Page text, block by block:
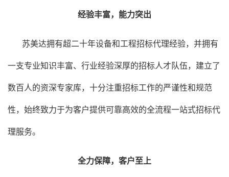
经验丰富，能力突出
苏美达拥有超二十年设备和工程招标代理经验，并拥有
一支专业知识丰富、行业经验深厚的招标人才队伍，建立了
数百人的资深专家库，十分注重招标工作的严谨性和规范
性，始终致力于为客户提供可靠高效的全流程一站式招标代
理服务。
全力保障，客户至上